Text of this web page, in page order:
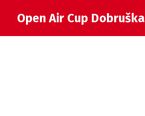
Open Air Cup Dobruška